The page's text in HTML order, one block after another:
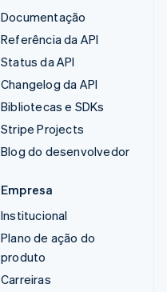
Documentação
Referência da API
Status da API
Changelog da API
Bibliotecas e SDKs
Stripe Projects
Blog do desenvolvedor
Empresa
Institucional
Plano de ação do
produto
Carreiras